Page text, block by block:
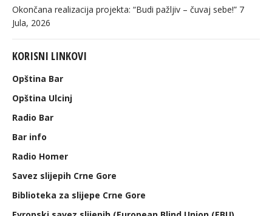
Okončana realizacija projekta: “Budi pažljiv – čuvaj sebe!” 7
Jula, 2026
KORISNI LINKOVI
Opština Bar
Opština Ulcinj
Radio Bar
Bar info
Radio Homer
Savez slijepih Crne Gore
Biblioteka za slijepe Crne Gore